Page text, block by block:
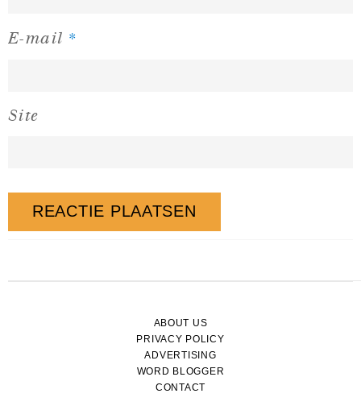
E-mail *
Site
ABOUT US
PRIVACY POLICY
ADVERTISING
WORD BLOGGER
CONTACT